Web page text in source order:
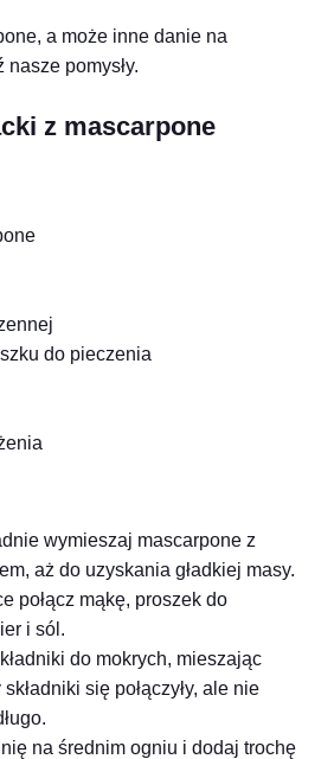
a może inne danie na
pomysły.
z mascarpone
do pieczenia
wymieszaj mascarpone z
aż do uzyskania gładkiej masy.
połącz mąkę, proszek do
i sól.
do mokrych, mieszając
się połączyły, ale nie
na średnim ogniu i dodaj trochę